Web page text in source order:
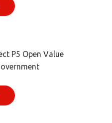
P5 Open Value